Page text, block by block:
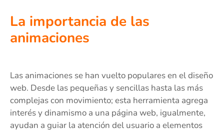
La importancia de las
animaciones
Las animaciones se han vuelto populares en el diseño
web. Desde las pequeñas y sencillas hasta las más
complejas con movimiento; esta herramienta agrega
interés y dinamismo a una página web, igualmente,
ayudan a guiar la atención del usuario a elementos